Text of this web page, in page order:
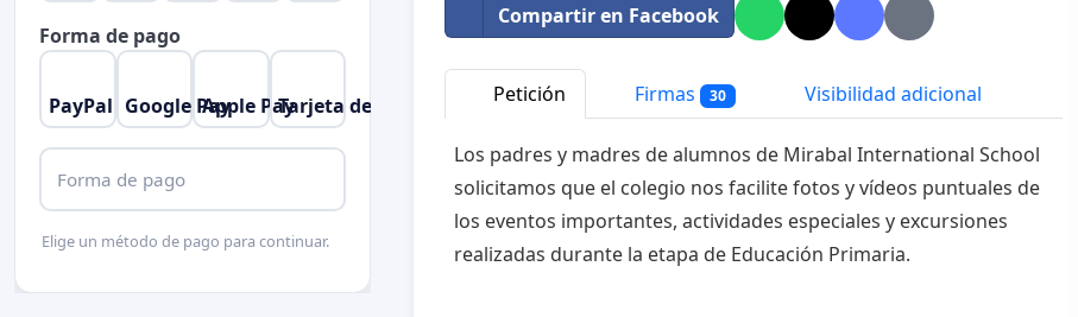
Compartir en Facebook
Petición Firmas 30 Visibilidad adicional
Los padres y madres de alumnos de Mirabal International School
solicitamos que el colegio nos facilite fotos y vídeos puntuales de
los eventos importantes, actividades especiales y excursiones
realizadas durante la etapa de Educación Primaria.
Forma de pago
PayPal Google PayApple PayTarjeta de crédito
Forma de pago
Elige un método de pago para continuar.